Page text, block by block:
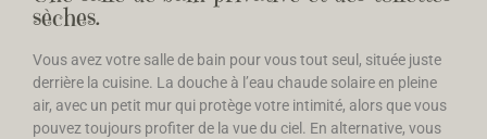
sèches.
Vous avez votre salle de bain pour vous tout seul, située juste
derrière la cuisine. La douche à l’eau chaude solaire en pleine
air, avec un petit mur qui protège votre intimité, alors que vous
pouvez toujours profiter de la vue du ciel. En alternative, vous